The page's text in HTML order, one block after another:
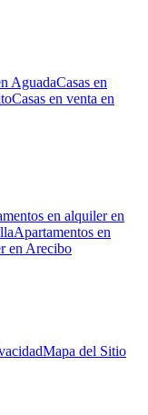
AguadaCasas en
Casas en venta en
en alquiler en
Apartamentos en
en Arecibo
Mapa del Sitio